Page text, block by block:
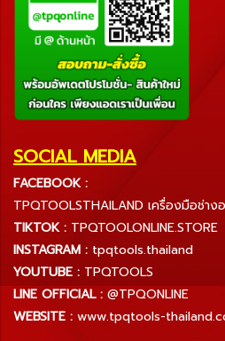
SOCIAL MEDIA
FACEBOOK :
TPQTOOLSTHAILAND เครื่องมือช่าง
TIKTOK : TPQTOOLONLINE.STORE
INSTAGRAM : tpqtools.thailand
YOUTUBE : TPQTOOLS
LINE OFFICIAL : @TPQONLINE
WEBSITE : www.tpqtools-